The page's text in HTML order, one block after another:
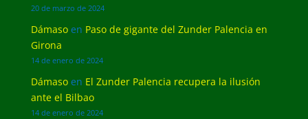
20 de marzo de 2024
Dámasoen Paso de gigante del Zunder Palencia en
Girona
14 de enero de 2024
Dámasoen El Zunder Palencia recupera la ilusión
ante el Bilbao
14 de enero de 2024